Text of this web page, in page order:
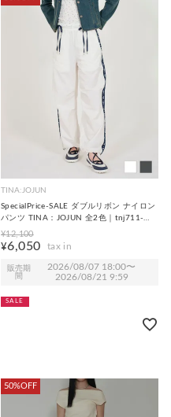
TINA:JOJUN
SpecialPrice-SALE ダブルリボン ナイロン
パンツ TINA：JOJUN 全2色｜tnj711-
0760【3】
¥12,100
¥6,050
販売期
間
2026/08/07 18:00〜
2026/08/21 9:59
SALE
50%OFF